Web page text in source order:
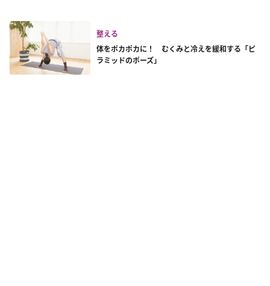
整える
体をポカポカに！ むくみと冷えを緩和する「ピ
ラミッドのポーズ」